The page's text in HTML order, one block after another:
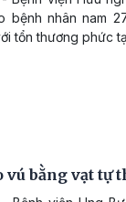
bệnh nhân nam
tổn thương phức
vú bằng vạt tự